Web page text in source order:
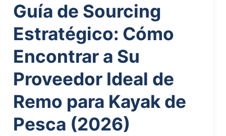
Guía de Sourcing
Estratégico: Cómo
Encontrar a Su
Proveedor Ideal de
Remo para Kayak de
Pesca (2026)